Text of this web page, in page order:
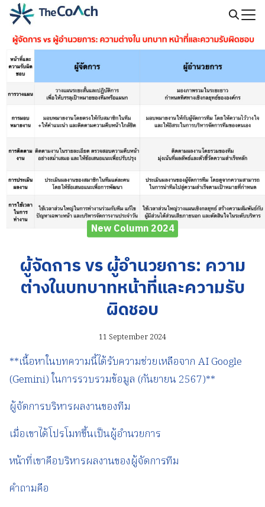
Skip
content
Search
for:
New Column 2024
ผู้จัดการ vs ผู้อำนวยการ: ความ
ต่างในบทบาทหน้าที่และความรับ
ผิดชอบ
11 September 2024
**เนื้อหาในบทความนี้ได้รับความช่วยเหลือจาก AI Google
(Gemini) ในการรวบรวมข้อมูล (กันยายน 2567)**
ผู้จัดการบริหารผลงานของทีม
เมื่อเขาได้โปรโมทขึ้นเป็นผู้อำนวยการ
หน้าที่เขาคือบริหารผลงานของผู้จัดการทีม
คำถามคือ